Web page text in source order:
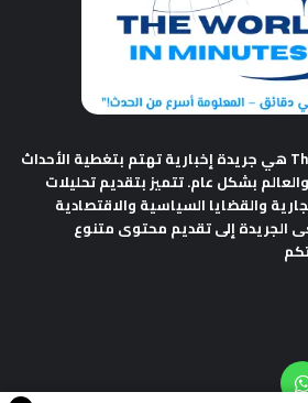
هي جريدة إخبارية تهتم بتغطية الأحداث
بشكل عام. تتميز بتقديم تحليلات
والقضايا السياسية والاقتصادية
الجريدة إلى تقديم محتوى متنوع
واتساب